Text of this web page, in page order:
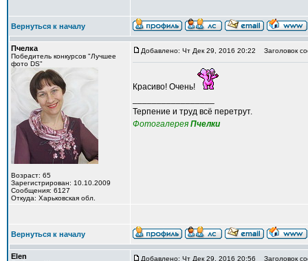
Вернуться к началу
Пчелка
Победитель конкурсов "Лучшее
фото DS"
Возраст: 65
Зарегистрирован: 10.10.2009
Сообщения: 6127
Откуда: Харьковская обл.
Добавлено: Чт Дек 29, 2016 20:22 Заголовок
Красиво! Очень!
Терпение и труд всё перетрут.
Фотогалерея Пчелки
Вернуться к началу
Elen Добавлено: Чт Дек 29, 2016 20:56 Заголовок